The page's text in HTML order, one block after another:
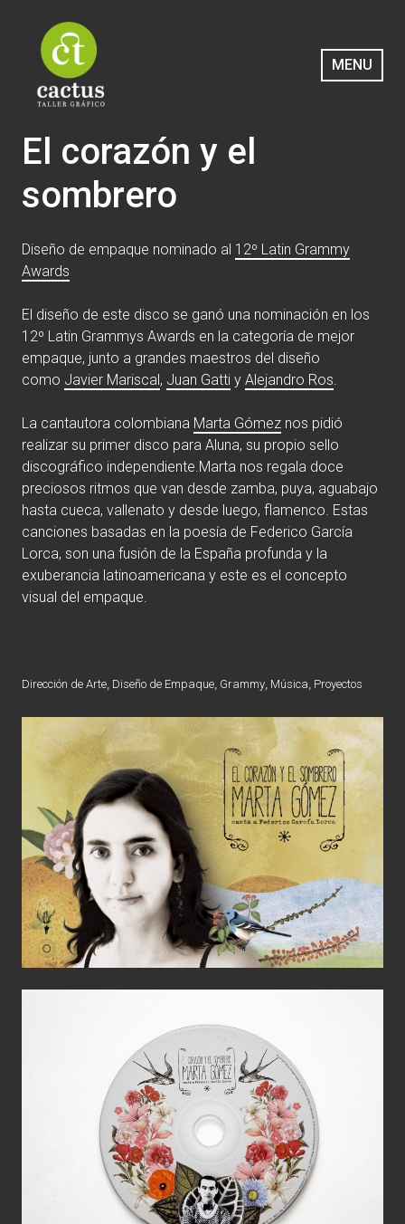
contenido
Cactus Taller Gráfico
MENU
El corazón y el
sombrero
Diseño de empaque nominado al 12º Latin Grammy
Awards
El diseño de este disco se ganó una nominación en los
12º Latin Grammys Awards en la categoría de mejor
empaque, junto a grandes maestros del diseño
como Javier Mariscal, Juan Gatti y Alejandro Ros.
La cantautora colombiana Marta Gómez nos pidió
realizar su primer disco para Aluna, su propio sello
discográfico independiente.Marta nos regala doce
preciosos ritmos que van desde zamba, puya, aguabajo
hasta cueca, vallenato y desde luego, flamenco. Estas
canciones basadas en la poesía de Federico García
Lorca, son una fusión de la España profunda y la
exuberancia latinoamericana y este es el concepto
visual del empaque.
Dirección de Arte Diseño de Empaque Grammy Música Proyectos